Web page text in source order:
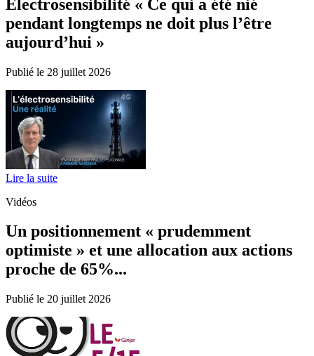
Électrosensibilité « Ce qui a été nié
pendant longtemps ne doit plus l’être
aujourd’hui »
Publié le 28 juillet 2026
Lire la suite
Vidéos
Un positionnement « prudemment
optimiste » et une allocation aux actions
proche de 65%...
Publié le 20 juillet 2026